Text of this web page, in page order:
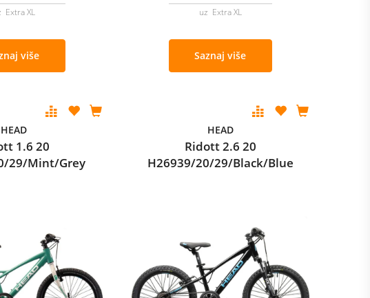
Extra XL
više
uz Extra XL
Saznaj više
HEAD
1.6 20
29/Mint/Grey
HEAD
Ridott 2.6 20
H26939/20/29/Black/Blue